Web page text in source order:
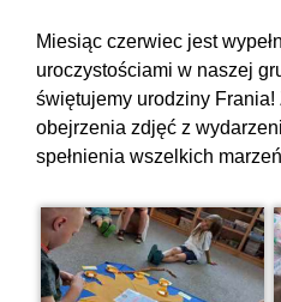
Miesiąc czerwiec jest
uroczystościami w naszej
świętujemy urodziny
obejrzenia zdjęć z
spełnienia wszelkich